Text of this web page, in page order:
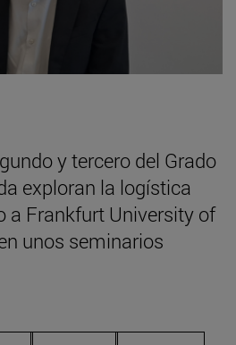
y tercero del Grado
exploran la logística
a Frankfurt University of
unos seminarios